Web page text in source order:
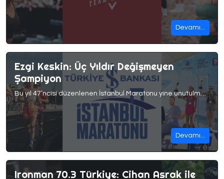
Devamı...
Ezgi Keskin: Üç Yıldır Değişmeyen
Şampiyon
Bu yıl 47’ncisi düzenlenen İstanbul Maratonu yine unutulmaz anlara sahne oldu.Türk kadınlar genel klasmanında üst üste üçüncü kez birincilik ipini göğüsleyen Ezgi Keskin, bu anların en özel isimlerinden biri oldu. Disiplini, istikrarı ve koşuya olan tutkusu ile tanıdığımız Ezgi; hem parkurdaki gücü, hem spora yaklaşımı hem de hazırladığı podcast’leriyle birçok koşucuya ilham veriyor. Gelin, Ezgi’nin […]
Devamı...
Ironman 70.3 Türkiye: Cihan Asrak ile